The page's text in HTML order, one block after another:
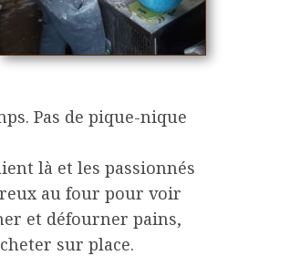
Pas de pique-nique
là et les passionnés
au four pour voir
et défourner pains,
sur place.